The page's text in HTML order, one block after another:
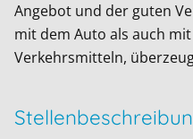
Angebot und der guten
mit dem Auto als auch
Verkehrsmitteln,